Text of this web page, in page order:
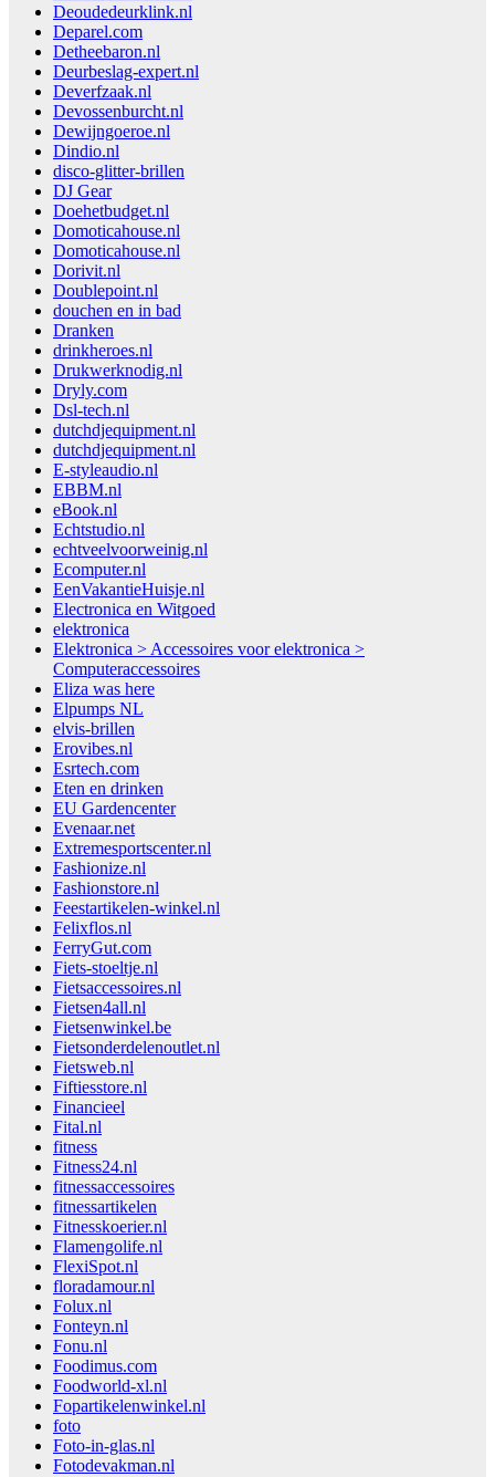
Deoudedeurklink.nl
Deparel.com
Detheebaron.nl
Deurbeslag-expert.nl
Deverfzaak.nl
Devossenburcht.nl
Dewijngoeroe.nl
Dindio.nl
disco-glitter-brillen
DJ Gear
Doehetbudget.nl
Domoticahouse.nl
Domoticahouse.nl
Dorivit.nl
Doublepoint.nl
douchen en in bad
Dranken
drinkheroes.nl
Drukwerknodig.nl
Dryly.com
Dsl-tech.nl
dutchdjequipment.nl
dutchdjequipment.nl
E-styleaudio.nl
EBBM.nl
eBook.nl
Echtstudio.nl
echtveelvoorweinig.nl
Ecomputer.nl
EenVakantieHuisje.nl
Electronica en Witgoed
elektronica
Elektronica > Accessoires voor elektronica >
Computeraccessoires
Eliza was here
Elpumps NL
elvis-brillen
Erovibes.nl
Esrtech.com
Eten en drinken
EU Gardencenter
Evenaar.net
Extremesportscenter.nl
Fashionize.nl
Fashionstore.nl
Feestartikelen-winkel.nl
Felixflos.nl
FerryGut.com
Fiets-stoeltje.nl
Fietsaccessoires.nl
Fietsen4all.nl
Fietsenwinkel.be
Fietsonderdelenoutlet.nl
Fietsweb.nl
Fiftiesstore.nl
Financieel
Fital.nl
fitness
Fitness24.nl
fitnessaccessoires
fitnessartikelen
Fitnesskoerier.nl
Flamengolife.nl
FlexiSpot.nl
floradamour.nl
Folux.nl
Fonteyn.nl
Fonu.nl
Foodimus.com
Foodworld-xl.nl
Fopartikelenwinkel.nl
foto
Foto-in-glas.nl
Fotodevakman.nl